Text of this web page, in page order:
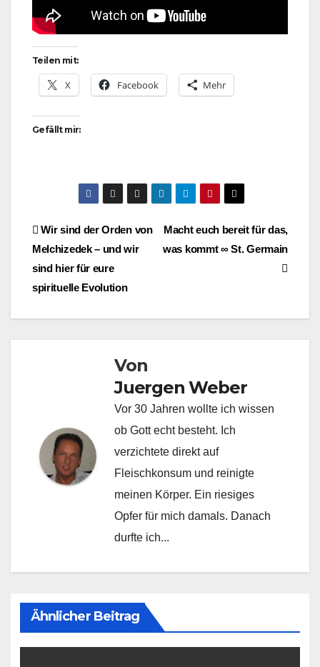
Teilen mit:
X Facebook Mehr
Gefällt mir:
Beitragsnavigation
Macht euch bereit für das,
was kommt ∞ St. Germain
Wir sind der Orden von
Melchizedek – und wir
sind hier für eure
spirituelle Evolution
Von
Juergen Weber
Vor 30 Jahren wollte ich wissen
ob Gott echt besteht. Ich
verzichtete direkt auf
Fleischkonsum und reinigte
meinen Körper. Ein riesiges
Opfer für mich damals. Danach
durfte ich...
Ähnlicher Beitrag